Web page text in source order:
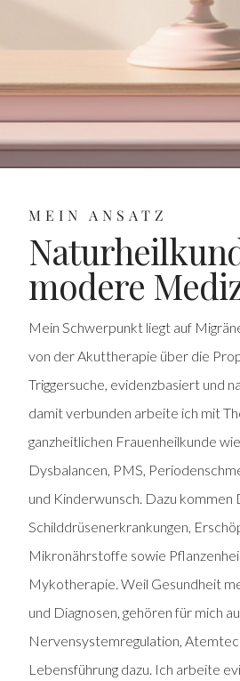
MEIN ANSATZ
modere
Mein Schwerpunkt liegt auf
von der Akuttherapie über die
Triggersuche, evidenzbasiert und
damit verbunden arbeite ich mit
ganzheitlichen Frauenheilkunde
Dysbalancen, PMS,
und Kinderwunsch. Dazu kommen
Schilddrüsenerkrankungen,
Mikronährstoffe sowie
Mykotherapie. Weil Gesundheit
und Diagnosen, gehören für mich
Nervensystemregulation,
Lebensführung dazu. Ich arbeite